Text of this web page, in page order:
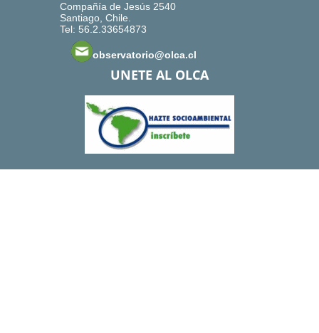
Compañía de Jesús 2540
Santiago, Chile.
Tel: 56.2.33654873
observatorio@olca.cl
UNETE AL OLCA